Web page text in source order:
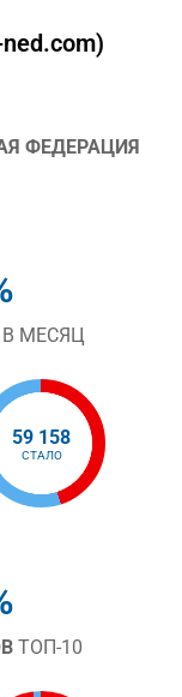
ФЕДЕРАЦИЯ
МЕСЯЦ
59 158
СТАЛО
ТОП-10